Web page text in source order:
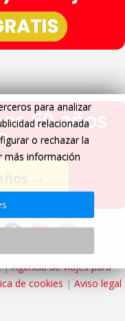
60 años
→
|Agencia de viajes para
de cookies | Aviso legal
para analizar
relacionada
o rechazar la
más información